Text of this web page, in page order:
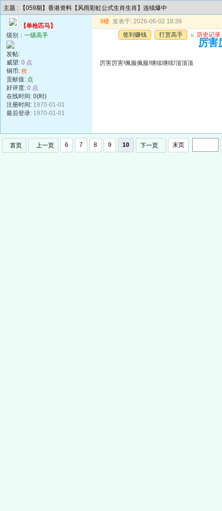
主题 : 【059期】香港资料【风雨彩虹公式生肖生肖】连续爆中
【单枪匹马】
级别： 一级高手
发帖:
威望: 0 点
铜币: 枚
贡献值: 点
好评度: 0 点
在线时间: 0(时)
注册时间: 1970-01-01
最后登录: 1970-01-01
9楼 发表于: 2026-06-02 18:39
签到赚钱
打赏高手 u 历史记录
厉害
厉害厉害!佩服佩服!继续继续!顶顶顶
首页 上一页 6 7 8 9 10 下一页 末页